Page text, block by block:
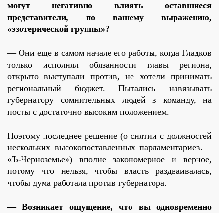
могут негативно влиять оставшиеся
представители, по вашему выражению,
«эзотерической группы»?
— Они еще в самом начале его работы, когда Гладков
только исполнял обязанности главы региона,
открыто выступали против, не хотели принимать
региональный бюджет. Пытались навязывать
губернатору сомнительных людей в команду, на
посты с достаточно высоким положением.
Поэтому последнее решение (о снятии с должностей
нескольких высокопоставленных парламентариев.—
«Ъ-Черноземье») вполне закономерное и верное,
потому что нельзя, чтобы власть раздваивалась,
чтобы дума работала против губернатора.
— Возникает ощущение, что вы одновременно